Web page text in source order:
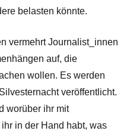
belasten könnte.
vermehrt Journalist_innen
auf, die
wollen. Es werden
veröffentlicht.
worüber ihr mit
in der Hand habt, was